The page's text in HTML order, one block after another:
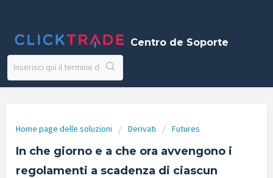
Centro de Soporte
Home page delle soluzioni Derivati Futures
In che giorno e a che ora avvengono i
regolamenti a scadenza di ciascun